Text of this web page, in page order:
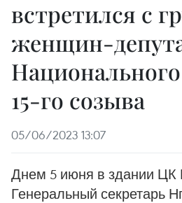
встретился с
женщин-
15-го созыва
05/06/2023 13:07
Днем 5 июня в здании ЦК
Генеральный секретарь